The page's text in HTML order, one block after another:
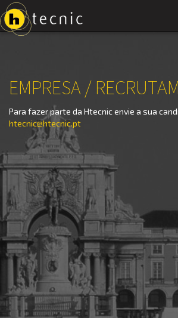
EMPRESA /
Para fazer parte da Htecnic envie a sua
htecnic@htecnic.pt